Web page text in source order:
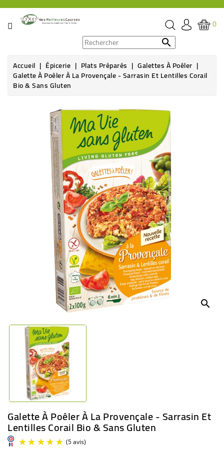
CATÉGORIE
ÉPICERIE
0

Accueil Épicerie Plats Préparés Galettes À Poêler
Galette À Poêler À La Provençale - Sarrasin Et Lentilles Corail
Bio & Sans Gluten
search
Galette À Poêler À La Provençale - Sarrasin Et
Lentilles Corail Bio & Sans Gluten